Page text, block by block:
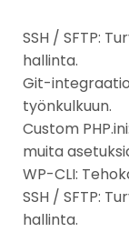
SSH / SFTP:
hallinta.
Git-
työnkulkuun.
Custom
muita
WP-CLI:
SSH / SFTP:
hallinta.